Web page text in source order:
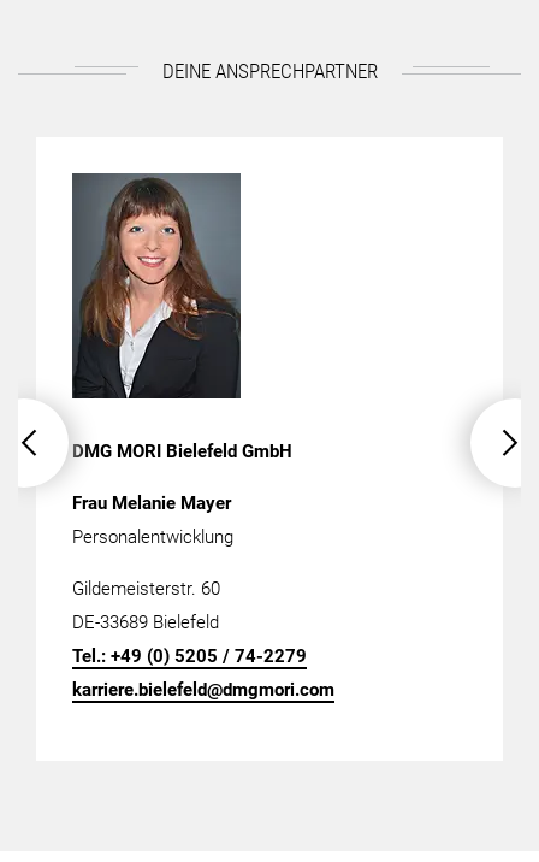
DEINE ANSPRECHPARTNER
DMG MORI Bielefeld GmbH
Frau Melanie Mayer
Personalentwicklung
Gildemeisterstr. 60
DE-33689 Bielefeld
Tel.: +49 (0) 5205 / 74-2279
karriere.bielefeld@dmgmori.com